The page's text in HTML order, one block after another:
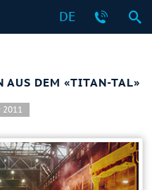
DE
AUS DEM «TITAN-TAL»
2011